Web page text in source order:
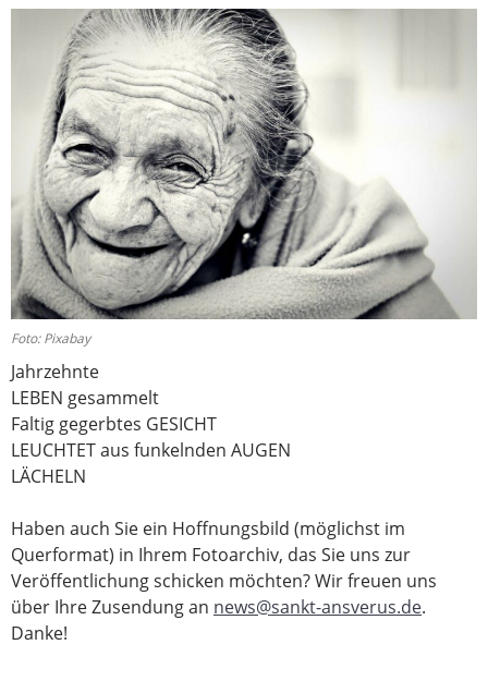
Foto: Pixabay
Jahrzehnte
LEBEN gesammelt
Faltig gegerbtes GESICHT
LEUCHTET aus funkelnden AUGEN
LÄCHELN
Haben auch Sie ein Hoffnungsbild (möglichst im
Querformat) in Ihrem Fotoarchiv, das Sie uns zur
Veröffentlichung schicken möchten? Wir freuen uns
über Ihre Zusendung an news@sankt-ansverus.de.
Danke!